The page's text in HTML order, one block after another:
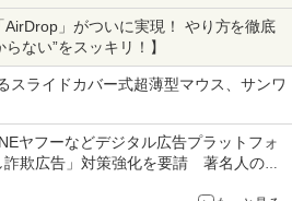
】【空いた時間でなにしてる？】
」がついに実現！ やり方を徹底
ない”をスッキリ！】
スライドカバー式超薄型マウス、サンワ
ヤフーなどデジタル広告プラットフォ
詐欺広告」対策強化を要請 著名人の写